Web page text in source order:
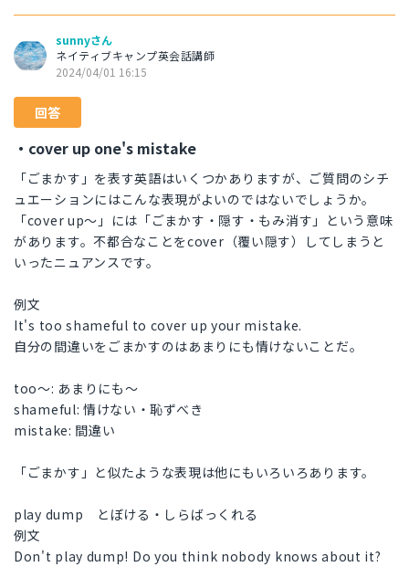
sunnyさん
ネイティブキャンプ英会話講師
2024/04/01 16:15
回答
・cover up one's mistake
「ごまかす」を表す英語はいくつかありますが、ご質問のシチ
ュエーションにはこんな表現がよいのではないでしょうか。
「cover up〜」には「ごまかす・隠す・もみ消す」という意味
があります。不都合なことをcover（覆い隠す）してしまうと
いったニュアンスです。
例文
It's too shameful to cover up your mistake.
自分の間違いをごまかすのはあまりにも情けないことだ。
too〜: あまりにも〜
shameful: 情けない・恥ずべき
mistake: 間違い
「ごまかす」と似たような表現は他にもいろいろあります。
play dump とぼける・しらばっくれる
例文
Don't play dump! Do you think nobody knows about it?